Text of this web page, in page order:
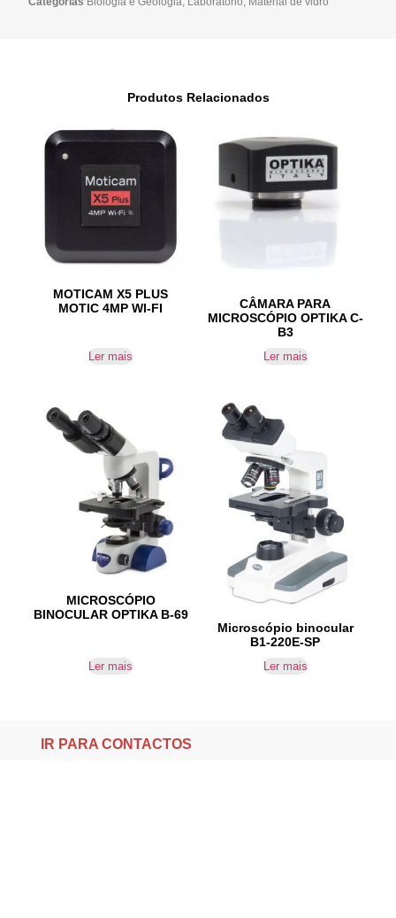
Produtos Relacionados
MOTICAM X5 PLUS
MOTIC 4MP WI-FI
Ler mais
CÂMARA PARA
MICROSCÓPIO OPTIKA C-
B3
Ler mais
MICROSCÓPIO
BINOCULAR OPTIKA B-69
Ler mais
Microscópio binocular
B1-220E-SP
Ler mais
IR PARA CONTACTOS